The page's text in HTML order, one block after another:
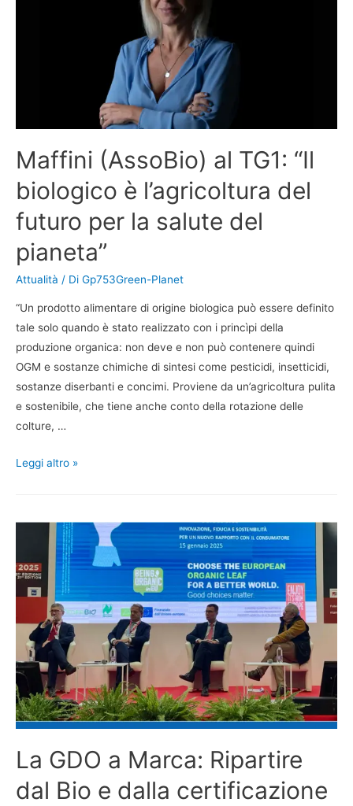
Maffini (AssoBio) al TG1: “Il
biologico è l’agricoltura del
futuro per la salute del
pianeta”
Attualità / Di Gp753Green-Planet
“Un prodotto alimentare di origine biologica può essere definito
tale solo quando è stato realizzato con i princìpi della
produzione organica: non deve e non può contenere quindi
OGM e sostanze chimiche di sintesi come pesticidi, insetticidi,
sostanze diserbanti e concimi. Proviene da un’agricoltura pulita
e sostenibile, che tiene anche conto della rotazione delle
colture, …
Leggi altro »
La GDO a Marca: Ripartire
dal Bio e dalla certificazione